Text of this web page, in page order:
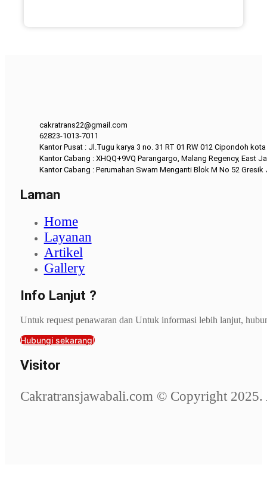
cakratrans22@gmail.com
62823-1013-7011
Kantor Pusat : Jl.Tugu karya 3 no. 31 RT 01 RW 012 Cipondoh
Kantor Cabang : XHQQ+9VQ Parangargo, Malang Regency, East
Kantor Cabang : Perumahan Swam Menganti Blok M No 52 Gresik
Laman
Home
Layanan
Artikel
Gallery
Info Lanjut ?
Untuk request penawaran dan Untuk informasi lebih lanjut,
Hubungi sekarang!
Visitor
Cakratransjawabali.com © Copyright 2025.